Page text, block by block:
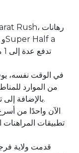
في الوقت نفسه،
من الموارد
بالإضافة إلى توفير ورقة من الراحة لشخص دولي.
تطبيقات
قدمت ولاية